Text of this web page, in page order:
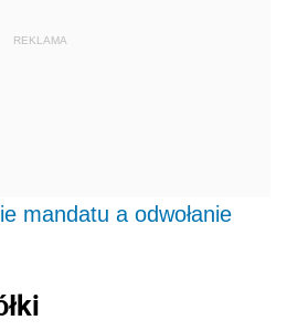
REKLAMA
mandatu a odwołanie